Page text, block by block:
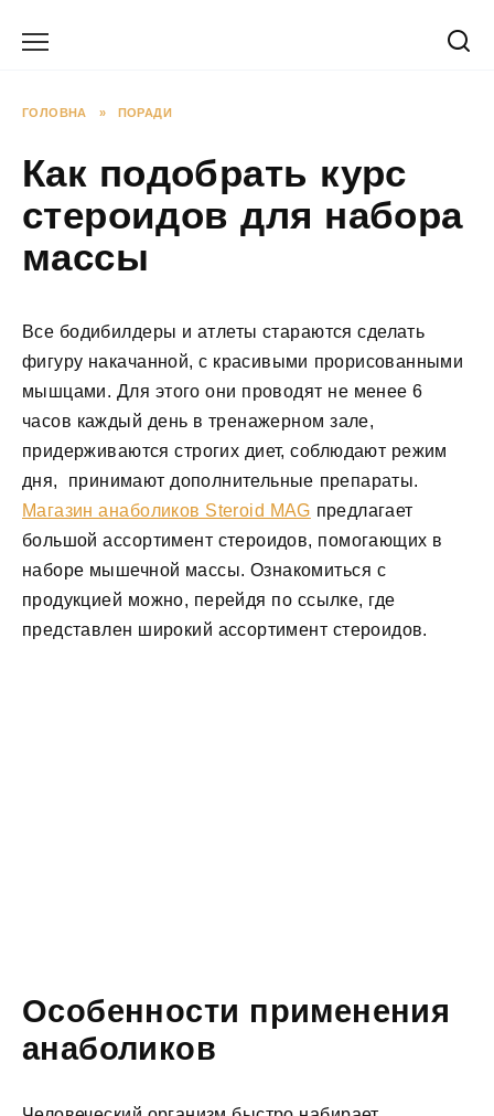
ГОЛОВНА » ПОРАДИ
Как подобрать курс
стероидов для набора
массы
Все бодибилдеры и атлеты стараются сделать
фигуру накачанной, с красивыми прорисованными
мышцами. Для этого они проводят не менее 6
часов каждый день в тренажерном зале,
придерживаются строгих диет, соблюдают режим
дня, принимают дополнительные препараты.
Магазин анаболиков Steroid MAG предлагает
большой ассортимент стероидов, помогающих в
наборе мышечной массы. Ознакомиться с
продукцией можно, перейдя по ссылке, где
представлен широкий ассортимент стероидов.
Особенности применения
анаболиков